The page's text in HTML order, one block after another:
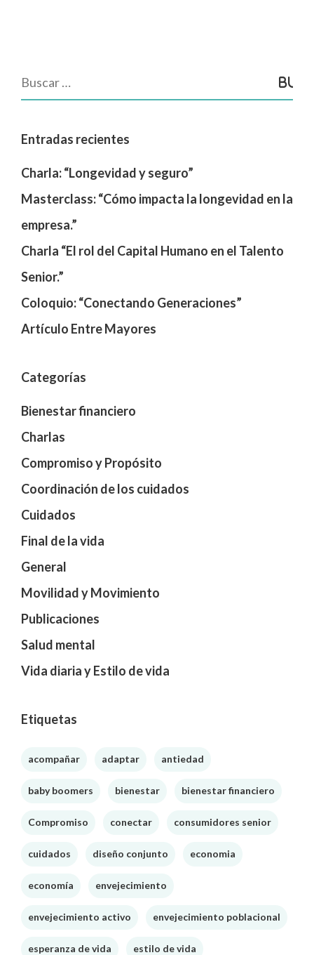
Entradas recientes
Charla: “Longevidad y seguro”
Masterclass: “Cómo impacta la longevidad en la
empresa.”
Charla “El rol del Capital Humano en el Talento
Senior.”
Coloquio: “Conectando Generaciones”
Artículo Entre Mayores
Categorías
Bienestar financiero
Charlas
Compromiso y Propósito
Coordinación de los cuidados
Cuidados
Final de la vida
General
Movilidad y Movimiento
Publicaciones
Salud mental
Vida diaria y Estilo de vida
Etiquetas
acompañar adaptar antiedad
baby boomers bienestar bienestar financiero
Compromiso conectar consumidores senior
cuidados diseño conjunto economia
economía envejecimiento
envejecimiento activo envejecimiento poblacional
esperanza de vida estilo de vida